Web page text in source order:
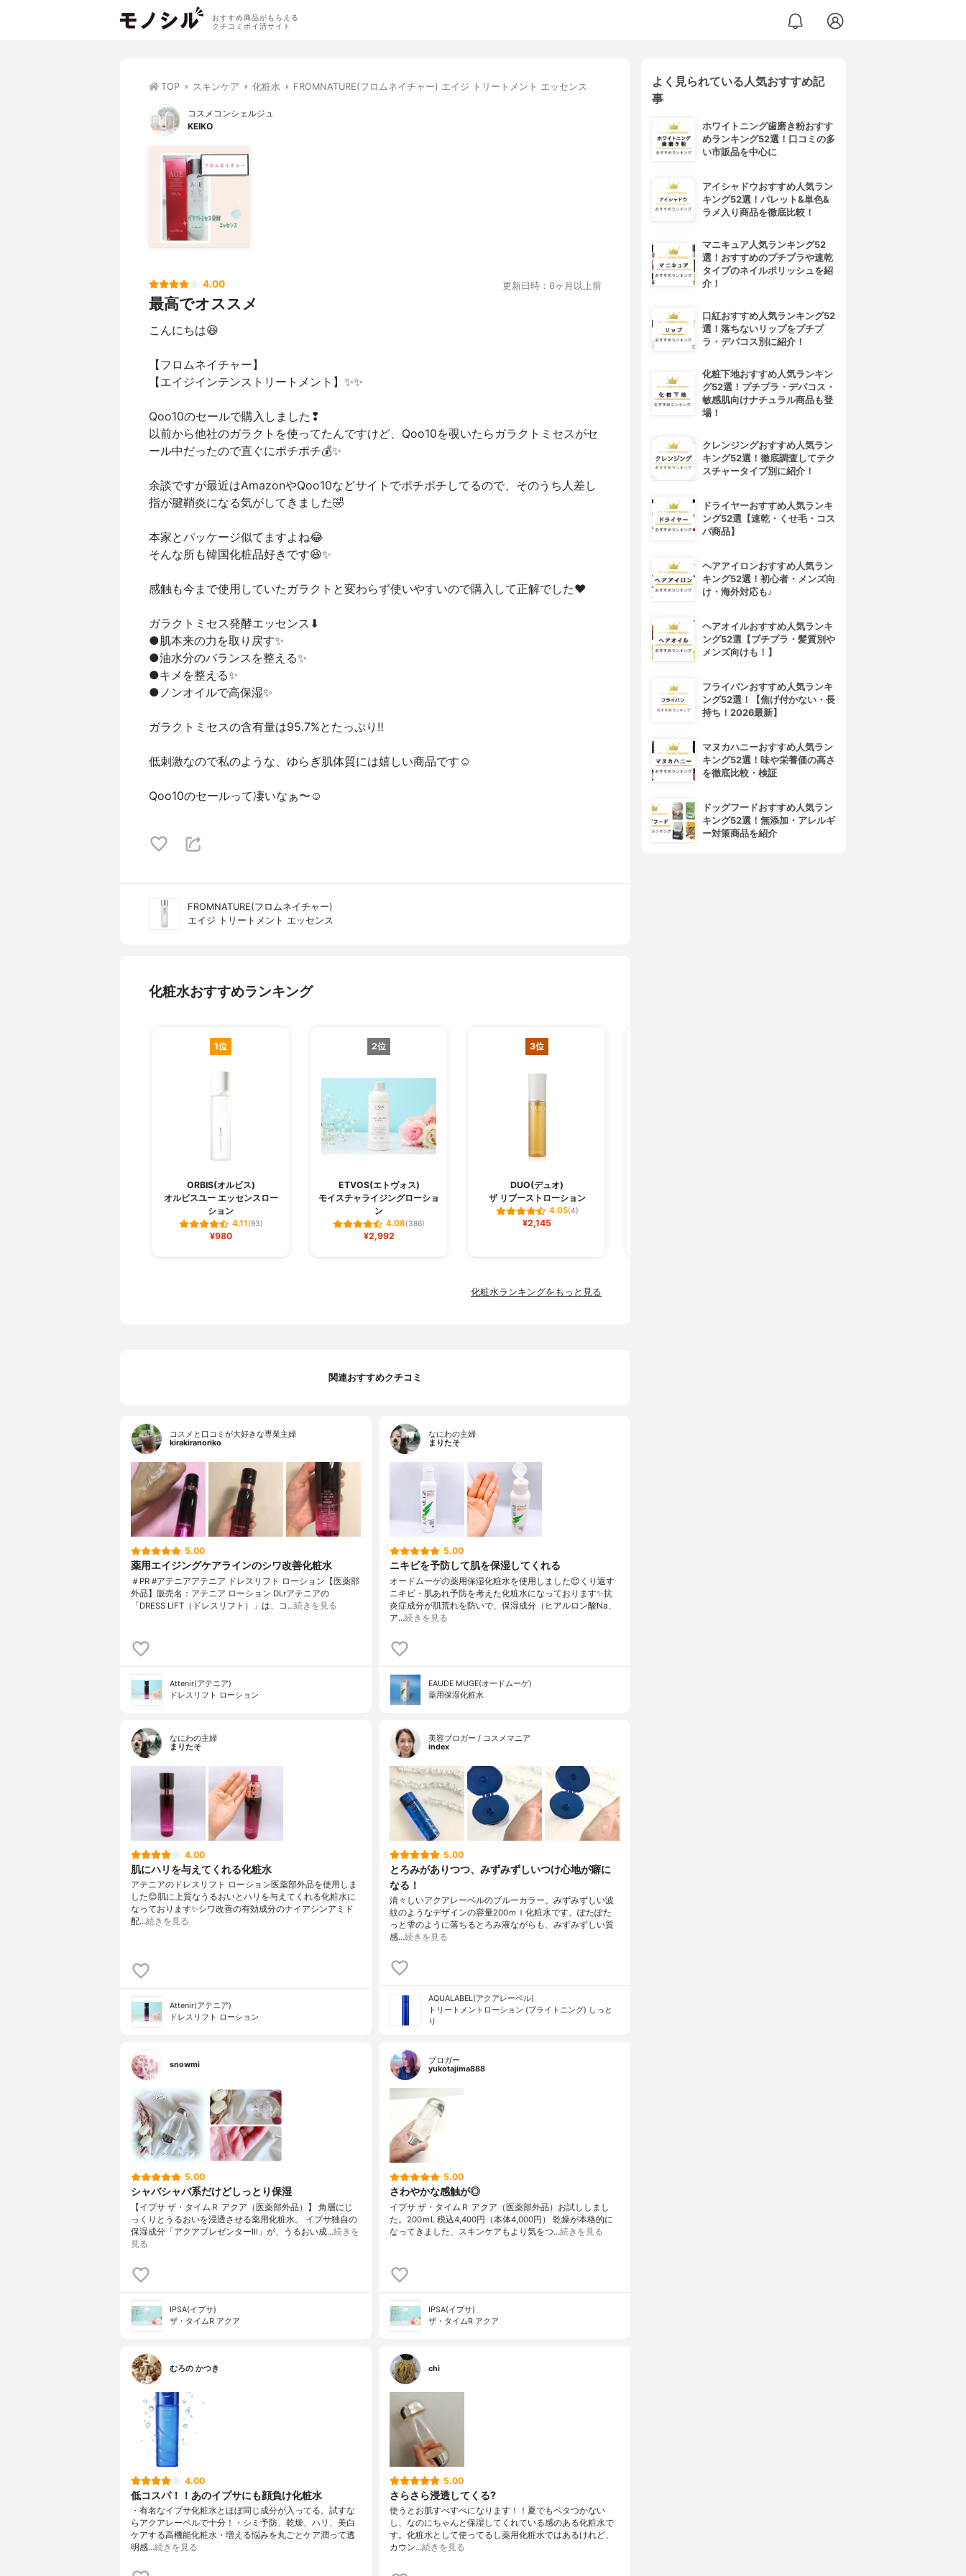
おすすめ商品がもらえる
クチコミポイ活サイト
TOP スキンケア 化粧水 FROMNATURE(フロムネイチャー) エイジ トリートメント エッセンス
コスメコンシェルジュ
KEIKO
4.00 更新日時：6ヶ月以上前
最高でオススメ
こんにちは😆
【フロムネイチャー】
【エイジインテンストリートメント】✨✨
Qoo10のセールで購入しました❢
以前から他社のガラクトを使ってたんですけど、Qoo10を覗いたらガラクトミセスがセ
ール中だったので直ぐにポチポチ💰✨
余談ですが最近はAmazonやQoo10などサイトでポチポチしてるので、そのうち人差し
指が腱鞘炎になる気がしてきました🤣
本家とパッケージ似てますよね😂
そんな所も韓国化粧品好きです😆✨
感触も今まで使用していたガラクトと変わらず使いやすいので購入して正解でした♥
ガラクトミセス発酵エッセンス⬇
●肌本来の力を取り戻す✨
●油水分のバランスを整える✨
●キメを整える✨
●ノンオイルで高保湿✨
ガラクトミセスの含有量は95.7%とたっぷり‼️
低刺激なので私のような、ゆらぎ肌体質には嬉しい商品です☺️
Qoo10のセールって凄いなぁ〜☺️
FROMNATURE(フロムネイチャー)
エイジ トリートメント エッセンス
化粧水おすすめランキング
1位
ORBIS(オルビス)
オルビスユー エッセンスロー
ション
4.11(93)
¥980
2位
ETVOS(エトヴォス)
モイスチャライジングローショ
ン
4.08(386)
¥2,992
3位
DUO(デュオ)
ザ リブーストローション
4.05(4)
¥2,145
化粧水ランキングをもっと見る
関連おすすめクチコミ
コスメと口コミが大好きな専業主婦
kirakiranoriko
5.00
薬用エイジングケアラインのシワ改善化粧水
＃PR #アテニアアテニア ドレスリフト ローション【医薬部
外品】販売名：アテニア ローション DLrアテニアの
「DRESS LIFT（ドレスリフト）」は、コ…続きを見る
Attenir(アテニア)
ドレスリフト ローション
なにわの主婦
まりたそ
5.00
ニキビを予防して肌を保湿してくれる
オードムーゲの薬用保湿化粧水を使用しました😊くり返す
ニキビ・肌あれ予防を考えた化粧水になっております✨抗
炎症成分が肌荒れを防いで、保湿成分（ヒアルロン酸Na、
ア…続きを見る
EAUDE MUGE(オードムーゲ)
薬用保湿化粧水
なにわの主婦
まりたそ
4.00
肌にハリを与えてくれる化粧水
アテニアのドレスリフト ローション医薬部外品を使用しま
した😊肌に上質なうるおいとハリを与えてくれる化粧水に
なっております✨シワ改善の有効成分のナイアシンアミド
配…続きを見る
Attenir(アテニア)
ドレスリフト ローション
美容ブロガー / コスメマニア
index
5.00
とろみがありつつ、みずみずしいつけ心地が癖に
なる！
清々しいアクアレーベルのブルーカラー。みずみずしい波
紋のようなデザインの容量200ｍｌ化粧水です。ぽたぽた
っと雫のように落ちるとろみ液ながらも、みずみずしい質
感…続きを見る
AQUALABEL(アクアレーベル)
トリートメントローション (ブライトニング) しっと
り
snowmi
5.00
シャバシャバ系だけどしっとり保湿
【イプサ ザ・タイムＲ アクア（医薬部外品）】 角層にじ
っくりとうるおいを浸透させる薬用化粧水。 イプサ独自の
保湿成分「アクアプレゼンターIII」が、うるおい成…続きを
見る
IPSA(イプサ)
ザ・タイムR アクア
ブロガー
yukotajima888
5.00
さわやかな感触が◎
イプサ ザ・タイムＲ アクア（医薬部外品）お試ししまし
た。200ｍL 税込4,400円（本体4,000円） 乾燥が本格的に
なってきました、スキンケアもより気をつ…続きを見る
IPSA(イプサ)
ザ・タイムR アクア
むろの かつき
4.00
低コスパ！！あのイプサにも顔負け化粧水
・有名なイプサ化粧水とほぼ同じ成分が入ってる。試すな
らアクアレーベルで十分！・シミ予防、乾燥、ハリ、美白
ケアする高機能化粧水・増える悩みを丸ごとケア潤って透
明感…続きを見る
chi
5.00
さらさら浸透してくる?
使うとお肌すべすべになります！！夏でもベタつかない
し、なのにちゃんと保湿してくれている感のある化粧水で
す。化粧水として使ってるし薬用化粧水ではあるけれど、
カウン…続きを見る
よく見られている人気おすすめ記
事
ホワイトニング歯磨き粉おすす
めランキング52選！口コミの多
い市販品を中心に
アイシャドウおすすめ人気ラン
キング52選！パレット&単色&
ラメ入り商品を徹底比較！
マニキュア人気ランキング52
選！おすすめのプチプラや速乾
タイプのネイルポリッシュを紹
介！
口紅おすすめ人気ランキング52
選！落ちないリップをプチプ
ラ・デパコス別に紹介！
化粧下地おすすめ人気ランキン
グ52選！プチプラ・デパコス・
敏感肌向けナチュラル商品も登
場！
クレンジングおすすめ人気ラン
キング52選！徹底調査してテク
スチャータイプ別に紹介！
ドライヤーおすすめ人気ランキ
ング52選【速乾・くせ毛・コス
パ商品】
ヘアアイロンおすすめ人気ラン
キング52選！初心者・メンズ向
け・海外対応も♪
ヘアオイルおすすめ人気ランキ
ング52選【プチプラ・髪質別や
メンズ向けも！】
フライパンおすすめ人気ランキ
ング52選！【焦げ付かない・長
持ち！2026最新】
マヌカハニーおすすめ人気ラン
キング52選！味や栄養価の高さ
を徹底比較・検証
ドッグフードおすすめ人気ラン
キング52選！無添加・アレルギ
ー対策商品を紹介